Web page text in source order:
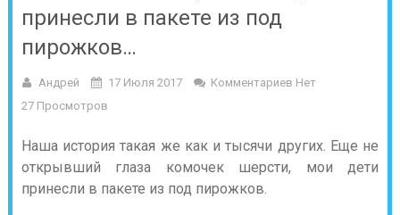
принесли в пакете из под
пирожков…
Андрей 17 Июля 2017
Комментариев Нет
27 Просмотров
Наша история такая же как и тысячи других. Еще не
открывший глаза комочек шерсти, мои дети
принесли в пакете из под пирожков.